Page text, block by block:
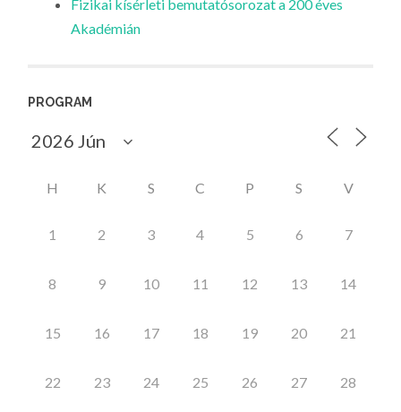
Fizikai kísérleti bemutatósorozat a 200 éves
Akadémián
PROGRAM
H K S C P S V
1 2 3 4 5 6 7
8 9 10 11 12 13 14
15 16 17 18 19 20 21
22 23 24 25 26 27 28